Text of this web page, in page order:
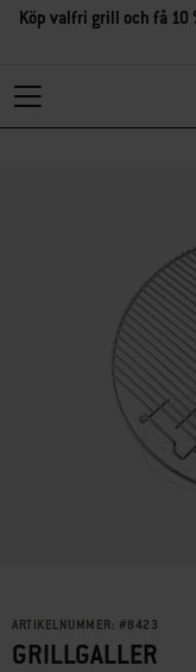
Köp valfri grill och få
ARTIKELNUMMER: #8423
GRILLGALLER